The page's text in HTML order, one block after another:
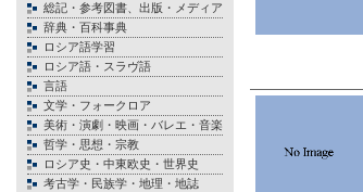
総記・参考図書、出版・メディア
辞典・百科事典
ロシア語学習
ロシア語・スラヴ語
言語
文学・フォークロア
美術・演劇・映画・バレエ・音楽
哲学・思想・宗教
ロシア史・中東欧史・世界史
考古学・民族学・地理・地誌